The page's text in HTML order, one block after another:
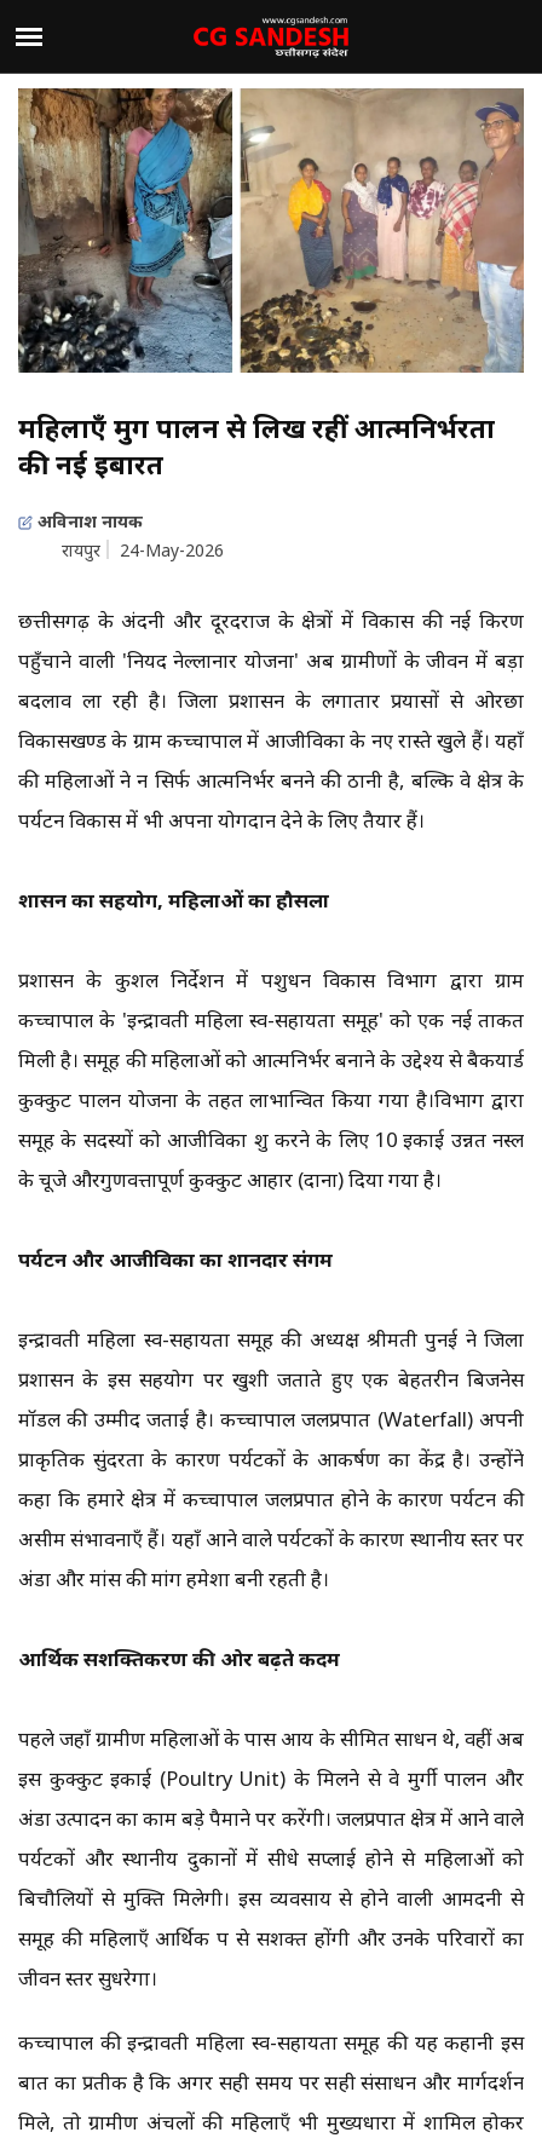
महिलाएँ मुर्गी पालन से लिख रहीं आत्मनिर्भरता
की नई इबारत
अविनाश नायक
रायपुर
24-May-2026
छत्तीसगढ़ के अंदरूनी और दूरदराज के क्षेत्रों में विकास की नई किरण
पहुँचाने वाली 'नियद नेल्लानार योजना' अब ग्रामीणों के जीवन में बड़ा
बदलाव ला रही है। जिला प्रशासन के लगातार प्रयासों से ओरछा
विकासखण्ड के ग्राम कच्चापाल में आजीविका के नए रास्ते खुले हैं। यहाँ
की महिलाओं ने न सिर्फ आत्मनिर्भर बनने की ठानी है, बल्कि वे क्षेत्र के
पर्यटन विकास में भी अपना योगदान देने के लिए तैयार हैं।
​प्रशासन का सहयोग, महिलाओं का हौसला
प्रशासन के कुशल निर्देशन में पशुधन विकास विभाग द्वारा ग्राम
कच्चापाल के 'इन्द्रावती महिला स्व-सहायता समूह' को एक नई ताकत
मिली है। समूह की महिलाओं को आत्मनिर्भर बनाने के उद्देश्य से बैकयार्ड
कुक्कुट पालन योजना के तहत लाभान्वित किया गया है।​विभाग द्वारा
समूह के सदस्यों को आजीविका शुरू करने के लिए ​10 इकाई उन्नत नस्ल
के चूजे और​गुणवत्तापूर्ण कुक्कुट आहार (दाना) दिया गया है।
​पर्यटन और आजीविका का शानदार संगम
इन्द्रावती महिला स्व-सहायता समूह की अध्यक्ष श्रीमती पुनई ने जिला
प्रशासन के इस सहयोग पर खुशी जताते हुए एक बेहतरीन बिजनेस
मॉडल की उम्मीद जताई है। कच्चापाल जलप्रपात (Waterfall) अपनी
प्राकृतिक सुंदरता के कारण पर्यटकों के आकर्षण का केंद्र है। ​उन्होंने
कहा कि हमारे क्षेत्र में कच्चापाल जलप्रपात होने के कारण पर्यटन की
असीम संभावनाएँ हैं। यहाँ आने वाले पर्यटकों के कारण स्थानीय स्तर पर
अंडा और मांस की मांग हमेशा बनी रहती है।
​आर्थिक सशक्तिकरण की ओर बढ़ते कदम
पहले जहाँ ग्रामीण महिलाओं के पास आय के सीमित साधन थे, वहीं अब
इस कुक्कुट इकाई (Poultry Unit) के मिलने से वे मुर्गी पालन और
अंडा उत्पादन का काम बड़े पैमाने पर करेंगी। जलप्रपात क्षेत्र में आने वाले
पर्यटकों और स्थानीय दुकानों में सीधे सप्लाई होने से महिलाओं को
बिचौलियों से मुक्ति मिलेगी। इस व्यवसाय से होने वाली आमदनी से
समूह की महिलाएँ आर्थिक रूप से सशक्त होंगी और उनके परिवारों का
जीवन स्तर सुधरेगा।
कच्चापाल की इन्द्रावती महिला स्व-सहायता समूह की यह कहानी इस
बात का प्रतीक है कि अगर सही समय पर सही संसाधन और मार्गदर्शन
मिले, तो ग्रामीण अंचलों की महिलाएँ भी मुख्यधारा में शामिल होकर